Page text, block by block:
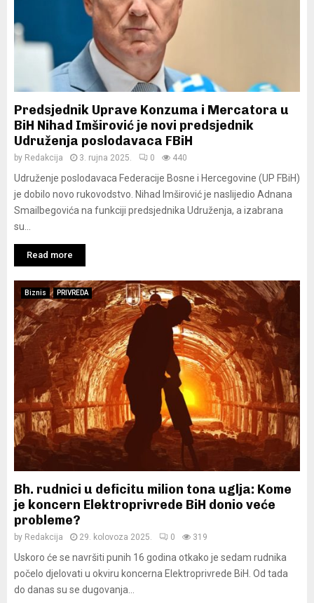
M
E
N
U
Predsjednik Uprave Konzuma i Mercatora u
BiH Nihad Imširović je novi predsjednik
Udruženja poslodavaca FBiH
by Redakcija 3. rujna 2025. 0 440
Udruženje poslodavaca Federacije Bosne i Hercegovine (UP FBiH)
je dobilo novo rukovodstvo. Nihad Imširović je naslijedio Adnana
Smailbegovića na funkciji predsjednika Udruženja, a izabrana
su...
Read more
Biznis PRIVREDA
Bh. rudnici u deficitu milion tona uglja: Kome
je koncern Elektroprivrede BiH donio veće
probleme?
by Redakcija 29. kolovoza 2025. 0 319
Uskoro će se navršiti punih 16 godina otkako je sedam rudnika
počelo djelovati u okviru koncerna Elektroprivrede BiH. Od tada
do danas su se dugovanja...